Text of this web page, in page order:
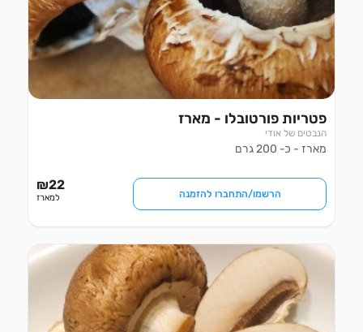
פטריות פורטובלו - מארז
הנבטים של אודי
מארז - כ- 200 גרם
הרשמו/התחברו להזמנה
₪22
למארז